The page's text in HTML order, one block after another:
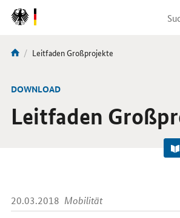
DirektZu:
Navigation
Sie
hier:
Aktuelle
Leitfaden Großprojekte
DOWNLOAD
Leitfaden
20.03.2018 Mobilität